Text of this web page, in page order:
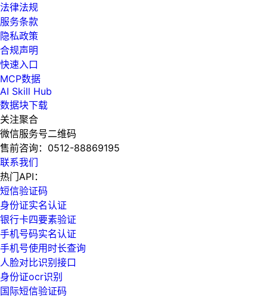
法律法规
服务条款
隐私政策
合规声明
快速入口
MCP数据
AI Skill Hub
数据块下载
关注聚合
微信服务号二维码
售前咨询： 0512-88869195
联系我们
热门API：
短信验证码
身份证实名认证
银行卡四要素验证
手机号码实名认证
手机号使用时长查询
人脸对比识别接口
身份证ocr识别
国际短信验证码